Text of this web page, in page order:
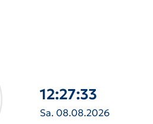
12:27:34
Sa. 08.08.2026